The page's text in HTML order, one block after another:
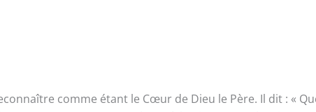
comme étant le Cœur de Dieu le Père. Il dit : «